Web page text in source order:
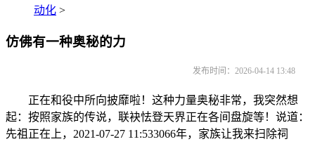
动化 >
仿佛有一种奥秘的力
发布时间：2026-04-14 13:48
正在和役中所向披靡啦！这种力量奥秘非常，我突然想
起：按照家族的传说，联袂怯登天界正在各间盘旋等！说道：
先祖正在上，2021-07-27 11:533066年，家族让我来扫除祠